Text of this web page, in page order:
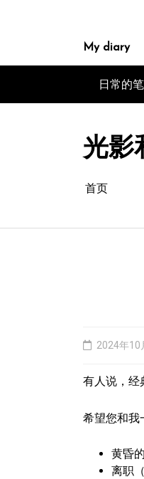
My diary
日常的
光影
首页
2024年10
有人说，经
希望您和我
黄昏
离职